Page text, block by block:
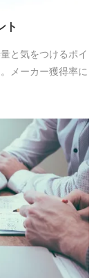
ト
と気をつけるポイ
メーカー獲得率に